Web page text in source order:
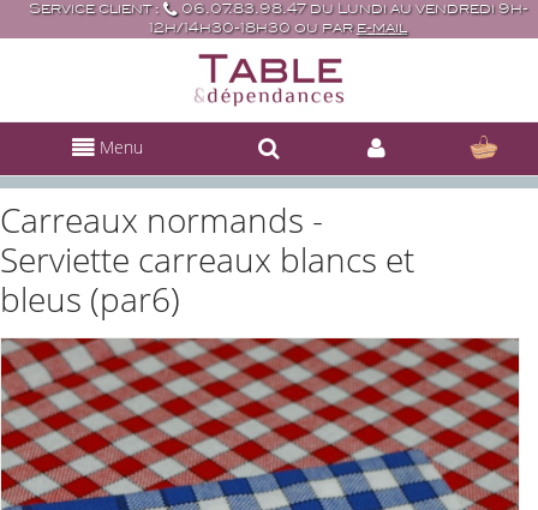
Service client :
06.07.83.98.47 du Lundi au vendredi 9h-
12h/14h30-18h30 ou par e-mail
Menu
Carreaux normands -
Serviette carreaux blancs et
bleus (par6)